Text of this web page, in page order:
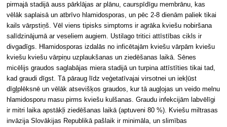
pirmajā stadijā auss pārklājas ar plānu, caurspīdīgu membrānu, kas
vēlāk saplaisā un atbrīvo hlamidosporas, un pēc 2-8 dienām paliek tikai
kails vārpstiņš. Vēl viens tipisks simptoms ir agrāka kviešu nobiršana
salīdzinājumā ar veseliem augiem. Ustilago tritici attīstības cikls ir
divgadīgs. Hlamidosporas izdalās no inficētajām kviešu vārpām kviešu
kviešu kviešu vārpiņu uzplaukšanas un ziedēšanas laikā. Sēnes
micēlijs graudos saglabājas miera stadijā un turpina attīstīties tikai tad,
kad graudi dīgst. Tā pāraug līdz veģetatīvajai virsotnei un iekļūst
dīgļplēksnē un vēlāk atsevišķos graudos, kur tā augļojas un veido melnu
hlamidosporu masu pirms kviešu kulšanas. Graudu infekcijām labvēlīgi
ir mitri laika apstākļi ziedēšanas laikā (aptuveni 80 %). Kviešu miltrasas
invāzija Slovākijas Republikā pašlaik ir minimāla, un slimības